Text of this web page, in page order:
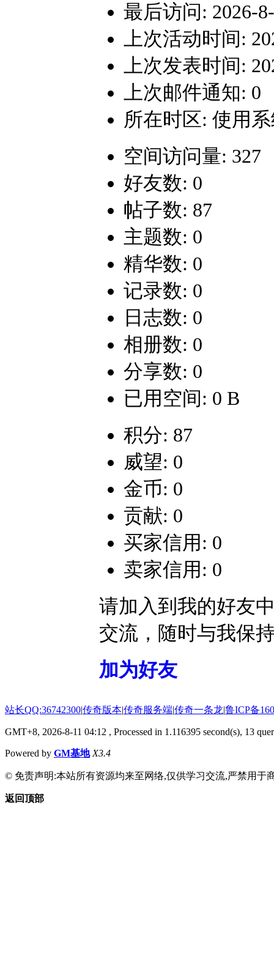
最后访问: 2026-
上次活动时间:
上次发表时间:
上次邮件通知: 0
所在时区: 使用
空间访问量: 327
好友数: 0
帖子数: 87
主题数: 0
精华数: 0
记录数: 0
日志数: 0
相册数: 0
分享数: 0
已用空间: 0 B
积分: 87
威望: 0
金币: 0
贡献: 0
买家信用: 0
卖家信用: 0
请加入到我的好友
交流，随时与我保
加为好友
站长QQ:36742300|传奇版本|传奇服务端|传奇一条龙|鲁ICP备
GMT+8, 2026-8-11 04:12 , Processed in 1.116395 second(s), 13
Powered by GM基地 X3.4
© 免责声明:本站所有资源均来至网络,仅供学习交流,严禁用于
返回顶部